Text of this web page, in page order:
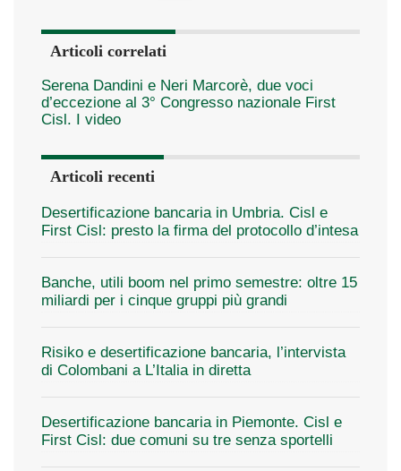
Articoli correlati
Serena Dandini e Neri Marcorè, due voci
d’eccezione al 3° Congresso nazionale First
Cisl. I video
Articoli recenti
Desertificazione bancaria in Umbria. Cisl e
First Cisl: presto la firma del protocollo d’intesa
Banche, utili boom nel primo semestre: oltre 15
miliardi per i cinque gruppi più grandi
Risiko e desertificazione bancaria, l’intervista
di Colombani a L’Italia in diretta
Desertificazione bancaria in Piemonte. Cisl e
First Cisl: due comuni su tre senza sportelli